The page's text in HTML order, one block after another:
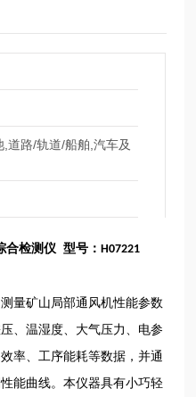
道路/轨道/船舶,汽车及
合检测仪 型号：H07221
量矿山局部通风机性能参数
、温湿度、大气压力、电参
率、工序能耗等数据，并通
能曲线。本仪器具有小巧轻